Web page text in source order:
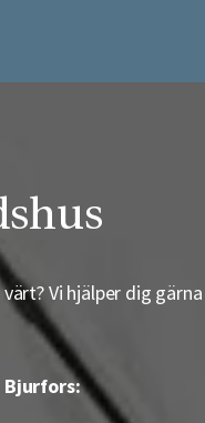
Vi hjälper dig
Bjurfors: